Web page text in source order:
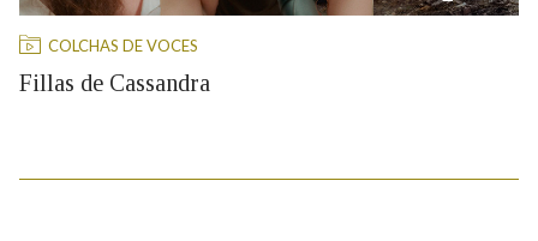
COLCHAS DE VOCES
Fillas de Cassandra